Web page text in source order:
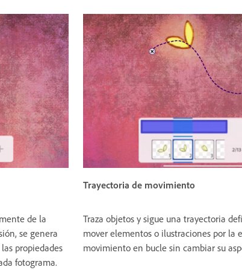
de la
se genera
propiedades
fotograma.
Trayectoria de movimiento
Traza objetos y sigue una trayectoria
mover elementos o ilustraciones por la
movimiento en bucle sin cambiar su